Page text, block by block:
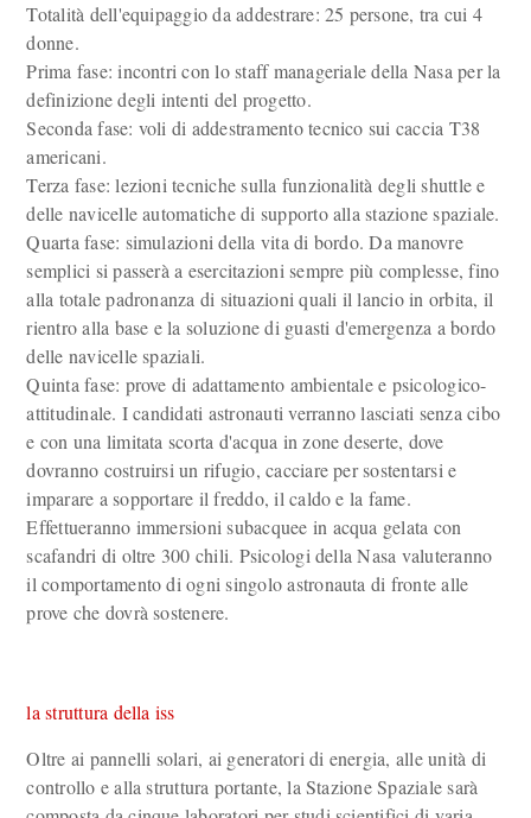
Totalità dell'equipaggio da addestrare: 25 persone, tra cui 4
donne.
Prima fase: incontri con lo staff manageriale della Nasa per la
definizione degli intenti del progetto.
Seconda fase: voli di addestramento tecnico sui caccia T38
americani.
Terza fase: lezioni tecniche sulla funzionalità degli shuttle e
delle navicelle automatiche di supporto alla stazione spaziale.
Quarta fase: simulazioni della vita di bordo. Da manovre
semplici si passerà a esercitazioni sempre più complesse, fino
alla totale padronanza di situazioni quali il lancio in orbita, il
rientro alla base e la soluzione di guasti d'emergenza a bordo
delle navicelle spaziali.
Quinta fase: prove di adattamento ambientale e psicologico-
attitudinale. I candidati astronauti verranno lasciati senza cibo
e con una limitata scorta d'acqua in zone deserte, dove
dovranno costruirsi un rifugio, cacciare per sostentarsi e
imparare a sopportare il freddo, il caldo e la fame.
Effettueranno immersioni subacquee in acqua gelata con
scafandri di oltre 300 chili. Psicologi della Nasa valuteranno
il comportamento di ogni singolo astronauta di fronte alle
prove che dovrà sostenere.
la struttura della iss
Oltre ai pannelli solari, ai generatori di energia, alle unità di
controllo e alla struttura portante, la Stazione Spaziale sarà